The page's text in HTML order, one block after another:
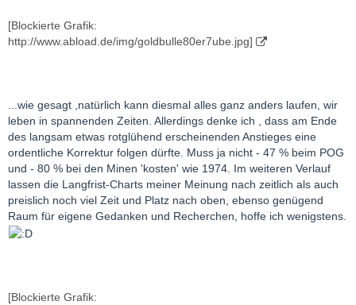
[Blockierte Grafik:
http://www.abload.de/img/goldbulle80er7ube.jpg]
...wie gesagt ,natürlich kann diesmal alles ganz anders laufen, wir
leben in spannenden Zeiten. Allerdings denke ich , dass am Ende
des langsam etwas rotglühend erscheinenden Anstieges eine
ordentliche Korrektur folgen dürfte. Muss ja nicht - 47 % beim POG
und - 80 % bei den Minen 'kosten' wie 1974. Im weiteren Verlauf
lassen die Langfrist-Charts meiner Meinung nach zeitlich als auch
preislich noch viel Zeit und Platz nach oben, ebenso genügend
Raum für eigene Gedanken und Recherchen, hoffe ich wenigstens.
[Blockierte Grafik: